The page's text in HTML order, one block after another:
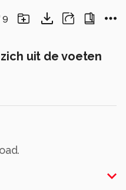
9
uit de voeten